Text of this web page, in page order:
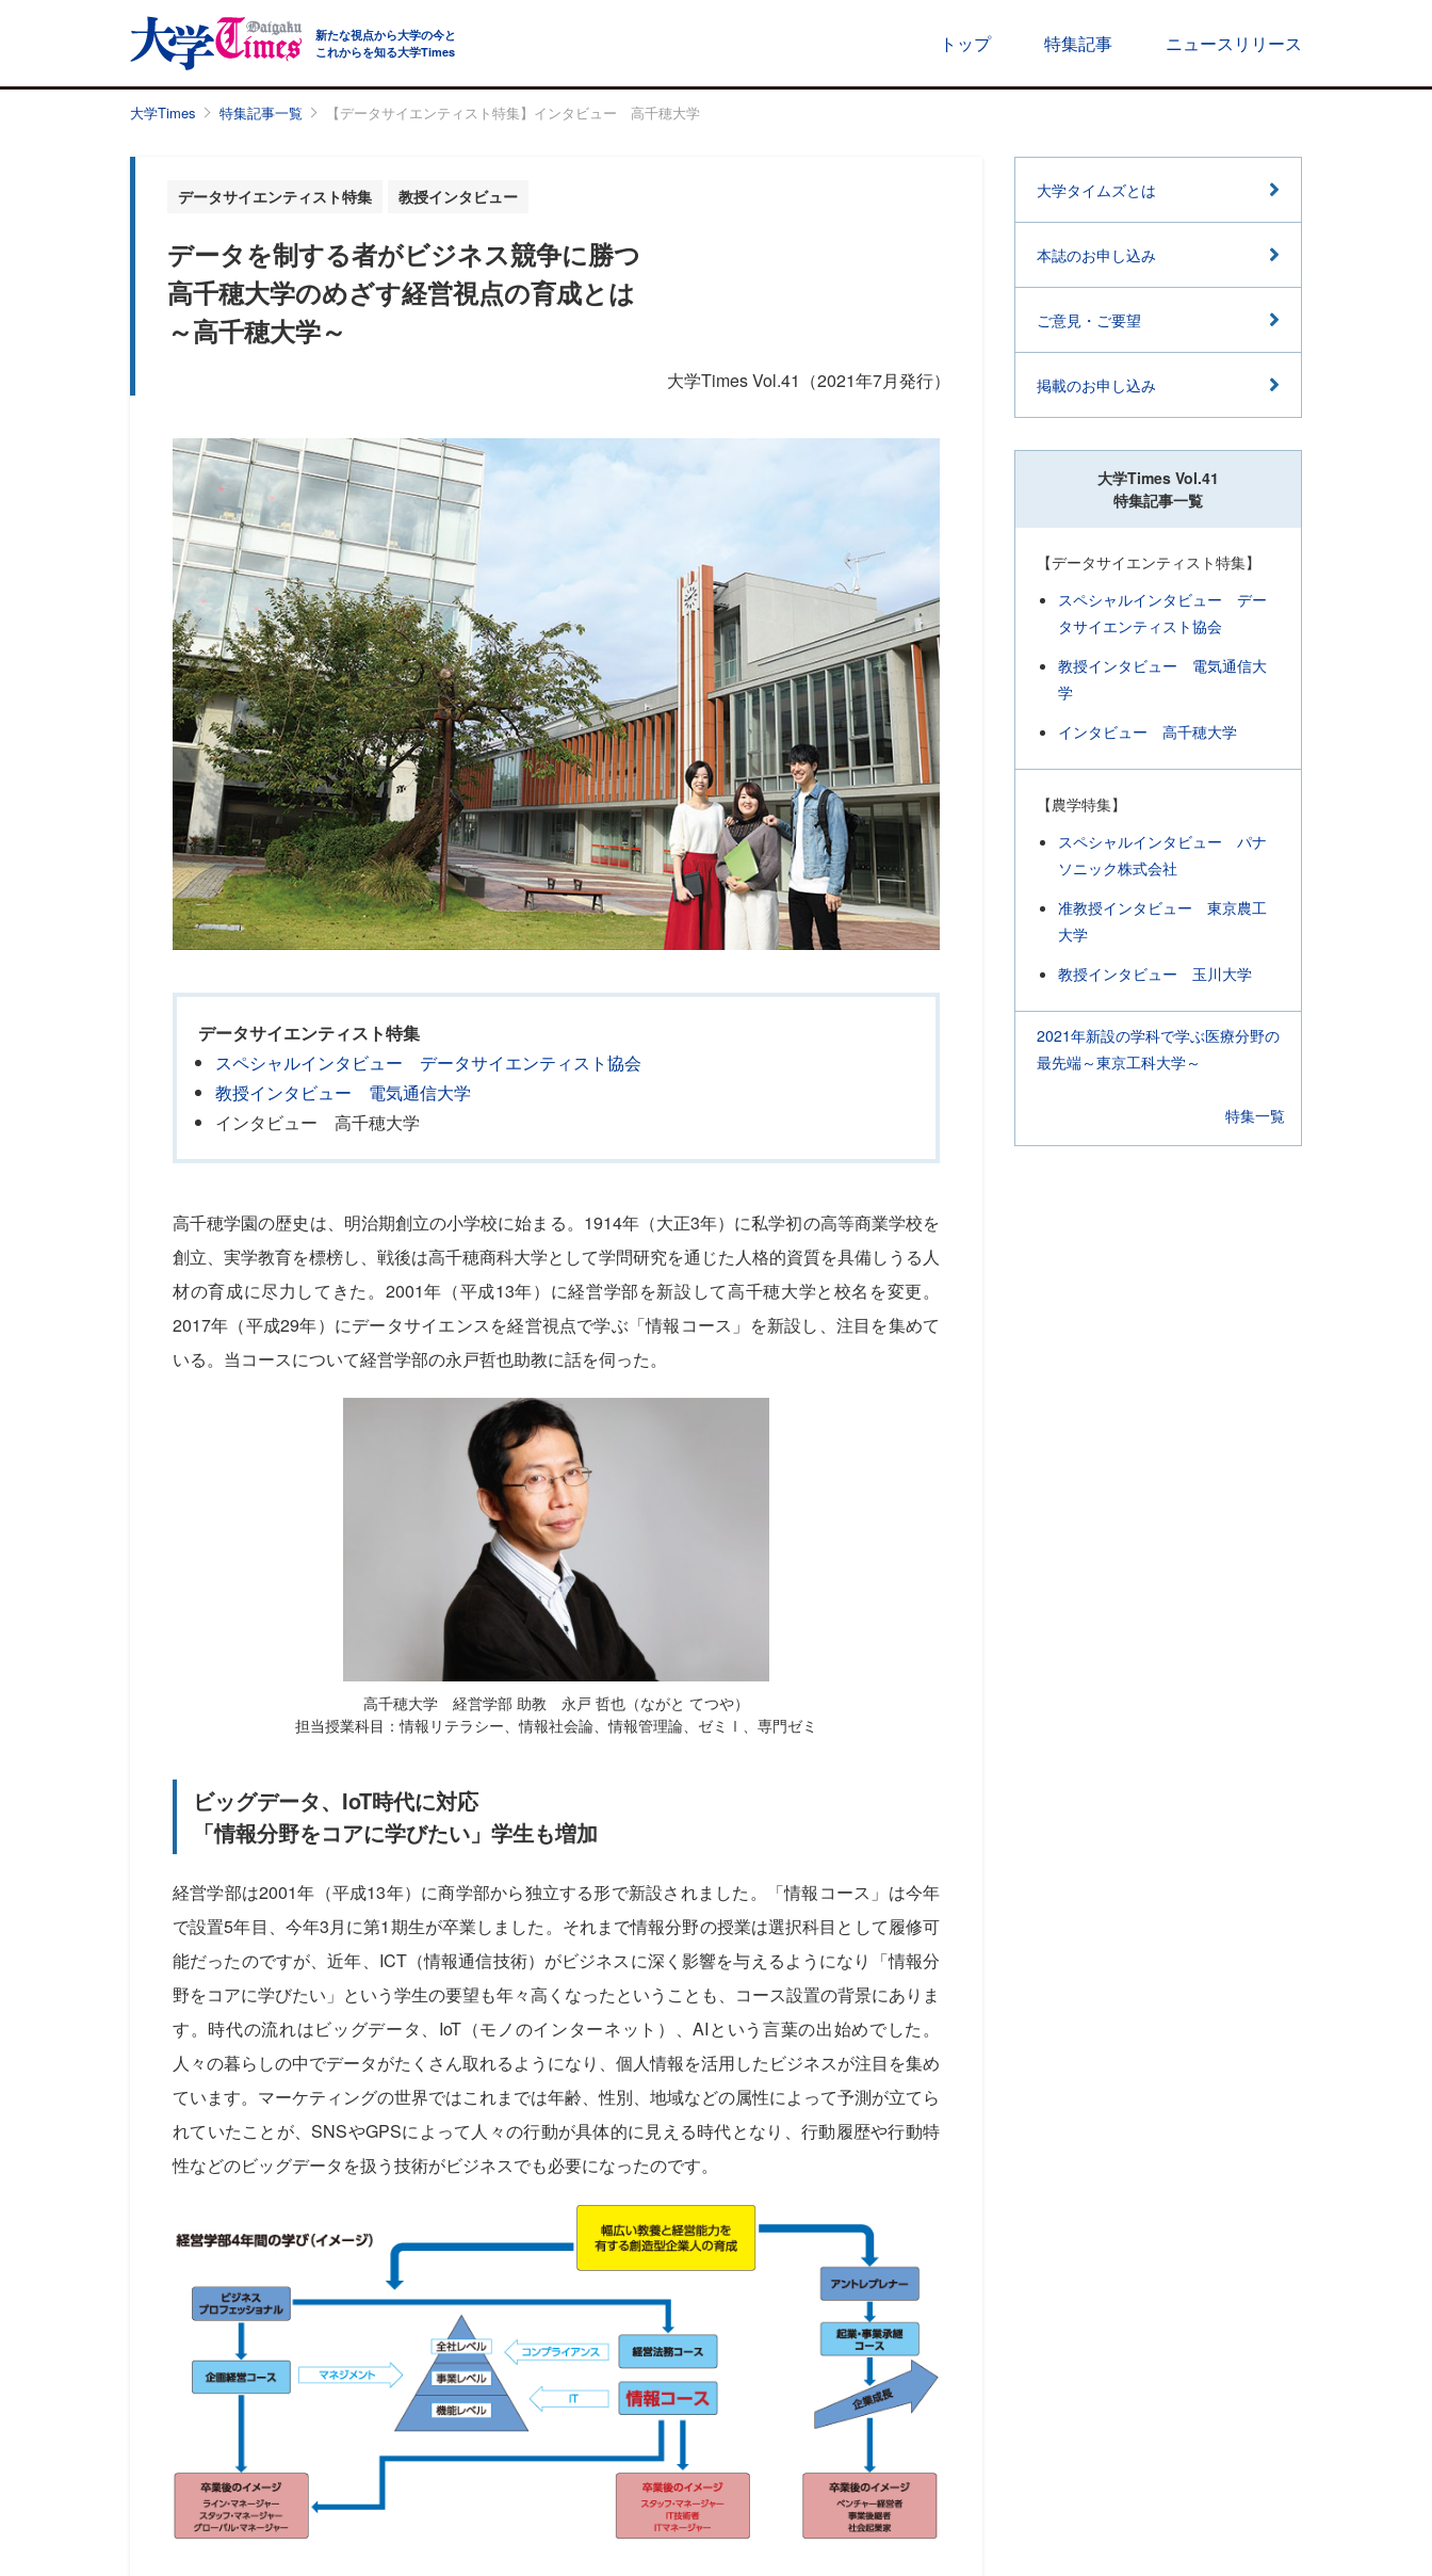
新たな視点から大学の今と
これからを知る大学Times
トップ 特集記事 ニュースリリース
大学Times 特集記事一覧 【データサイエンティスト特集】インタビュー 高千穂大学
データサイエンティスト特集 教授インタビュー
データを制する者がビジネス競争に勝つ
高千穂大学のめざす経営視点の育成とは
～高千穂大学～
大学Times Vol.41（2021年7月発行）
データサイエンティスト特集
スペシャルインタビュー データサイエンティスト協会
教授インタビュー 電気通信大学
インタビュー 高千穂大学
高千穂学園の歴史は、明治期創立の小学校に始まる。1914年（大正3年）に私学初の高等商業学校を
創立、実学教育を標榜し、戦後は高千穂商科大学として学問研究を通じた人格的資質を具備しうる人
材の育成に尽力してきた。2001年（平成13年）に経営学部を新設して高千穂大学と校名を変更。
2017年（平成29年）にデータサイエンスを経営視点で学ぶ「情報コース」を新設し、注目を集めて
いる。当コースについて経営学部の永戸哲也助教に話を伺った。
高千穂大学 経営学部 助教 永戸 哲也（ながと てつや）
担当授業科目：情報リテラシー、情報社会論、情報管理論、ゼミⅠ、専門ゼミ
ビッグデータ、IoT時代に対応
「情報分野をコアに学びたい」学生も増加
経営学部は2001年（平成13年）に商学部から独立する形で新設されました。「情報コース」は今年
で設置5年目、今年3月に第1期生が卒業しました。それまで情報分野の授業は選択科目として履修可
能だったのですが、近年、ICT（情報通信技術）がビジネスに深く影響を与えるようになり「情報分
野をコアに学びたい」という学生の要望も年々高くなったということも、コース設置の背景にありま
す。時代の流れはビッグデータ、IoT（モノのインターネット）、AIという言葉の出始めでした。
人々の暮らしの中でデータがたくさん取れるようになり、個人情報を活用したビジネスが注目を集め
ています。マーケティングの世界ではこれまでは年齢、性別、地域などの属性によって予測が立てら
れていたことが、SNSやGPSによって人々の行動が具体的に見える時代となり、行動履歴や行動特
性などのビッグデータを扱う技術がビジネスでも必要になったのです。
大学タイムズとは
本誌のお申し込み
ご意見・ご要望
掲載のお申し込み
大学Times Vol.41
特集記事一覧
【データサイエンティスト特集】
スペシャルインタビュー デー
タサイエンティスト協会
教授インタビュー 電気通信大
学
インタビュー 高千穂大学
【農学特集】
スペシャルインタビュー パナ
ソニック株式会社
准教授インタビュー 東京農工
大学
教授インタビュー 玉川大学
2021年新設の学科で学ぶ医療分野の
最先端～東京工科大学～
特集一覧